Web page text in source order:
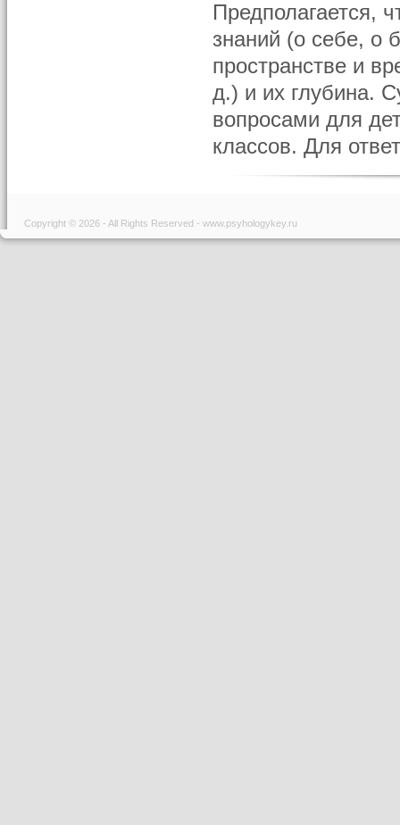
Предполагается,
знаний (о себе, о
пространстве и
д.) и их глубина.
вопросами для
классов. Для
Copyright © 2026 - All Rights Reserved - www.psyhologykey.ru